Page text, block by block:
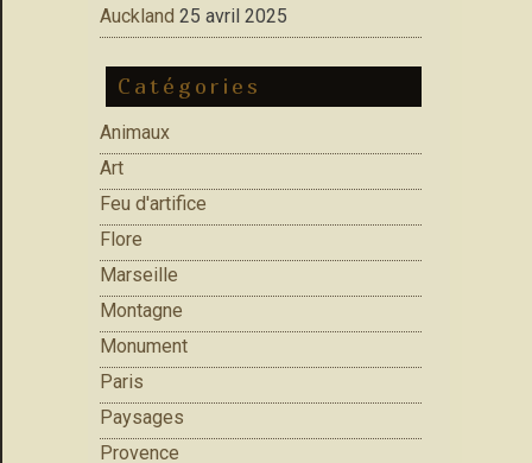
Auckland 25 avril 2025
Catégories
Animaux
Art
Feu d'artifice
Flore
Marseille
Montagne
Monument
Paris
Paysages
Provence